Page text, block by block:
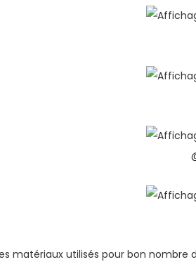
matériaux utilisés pour bon